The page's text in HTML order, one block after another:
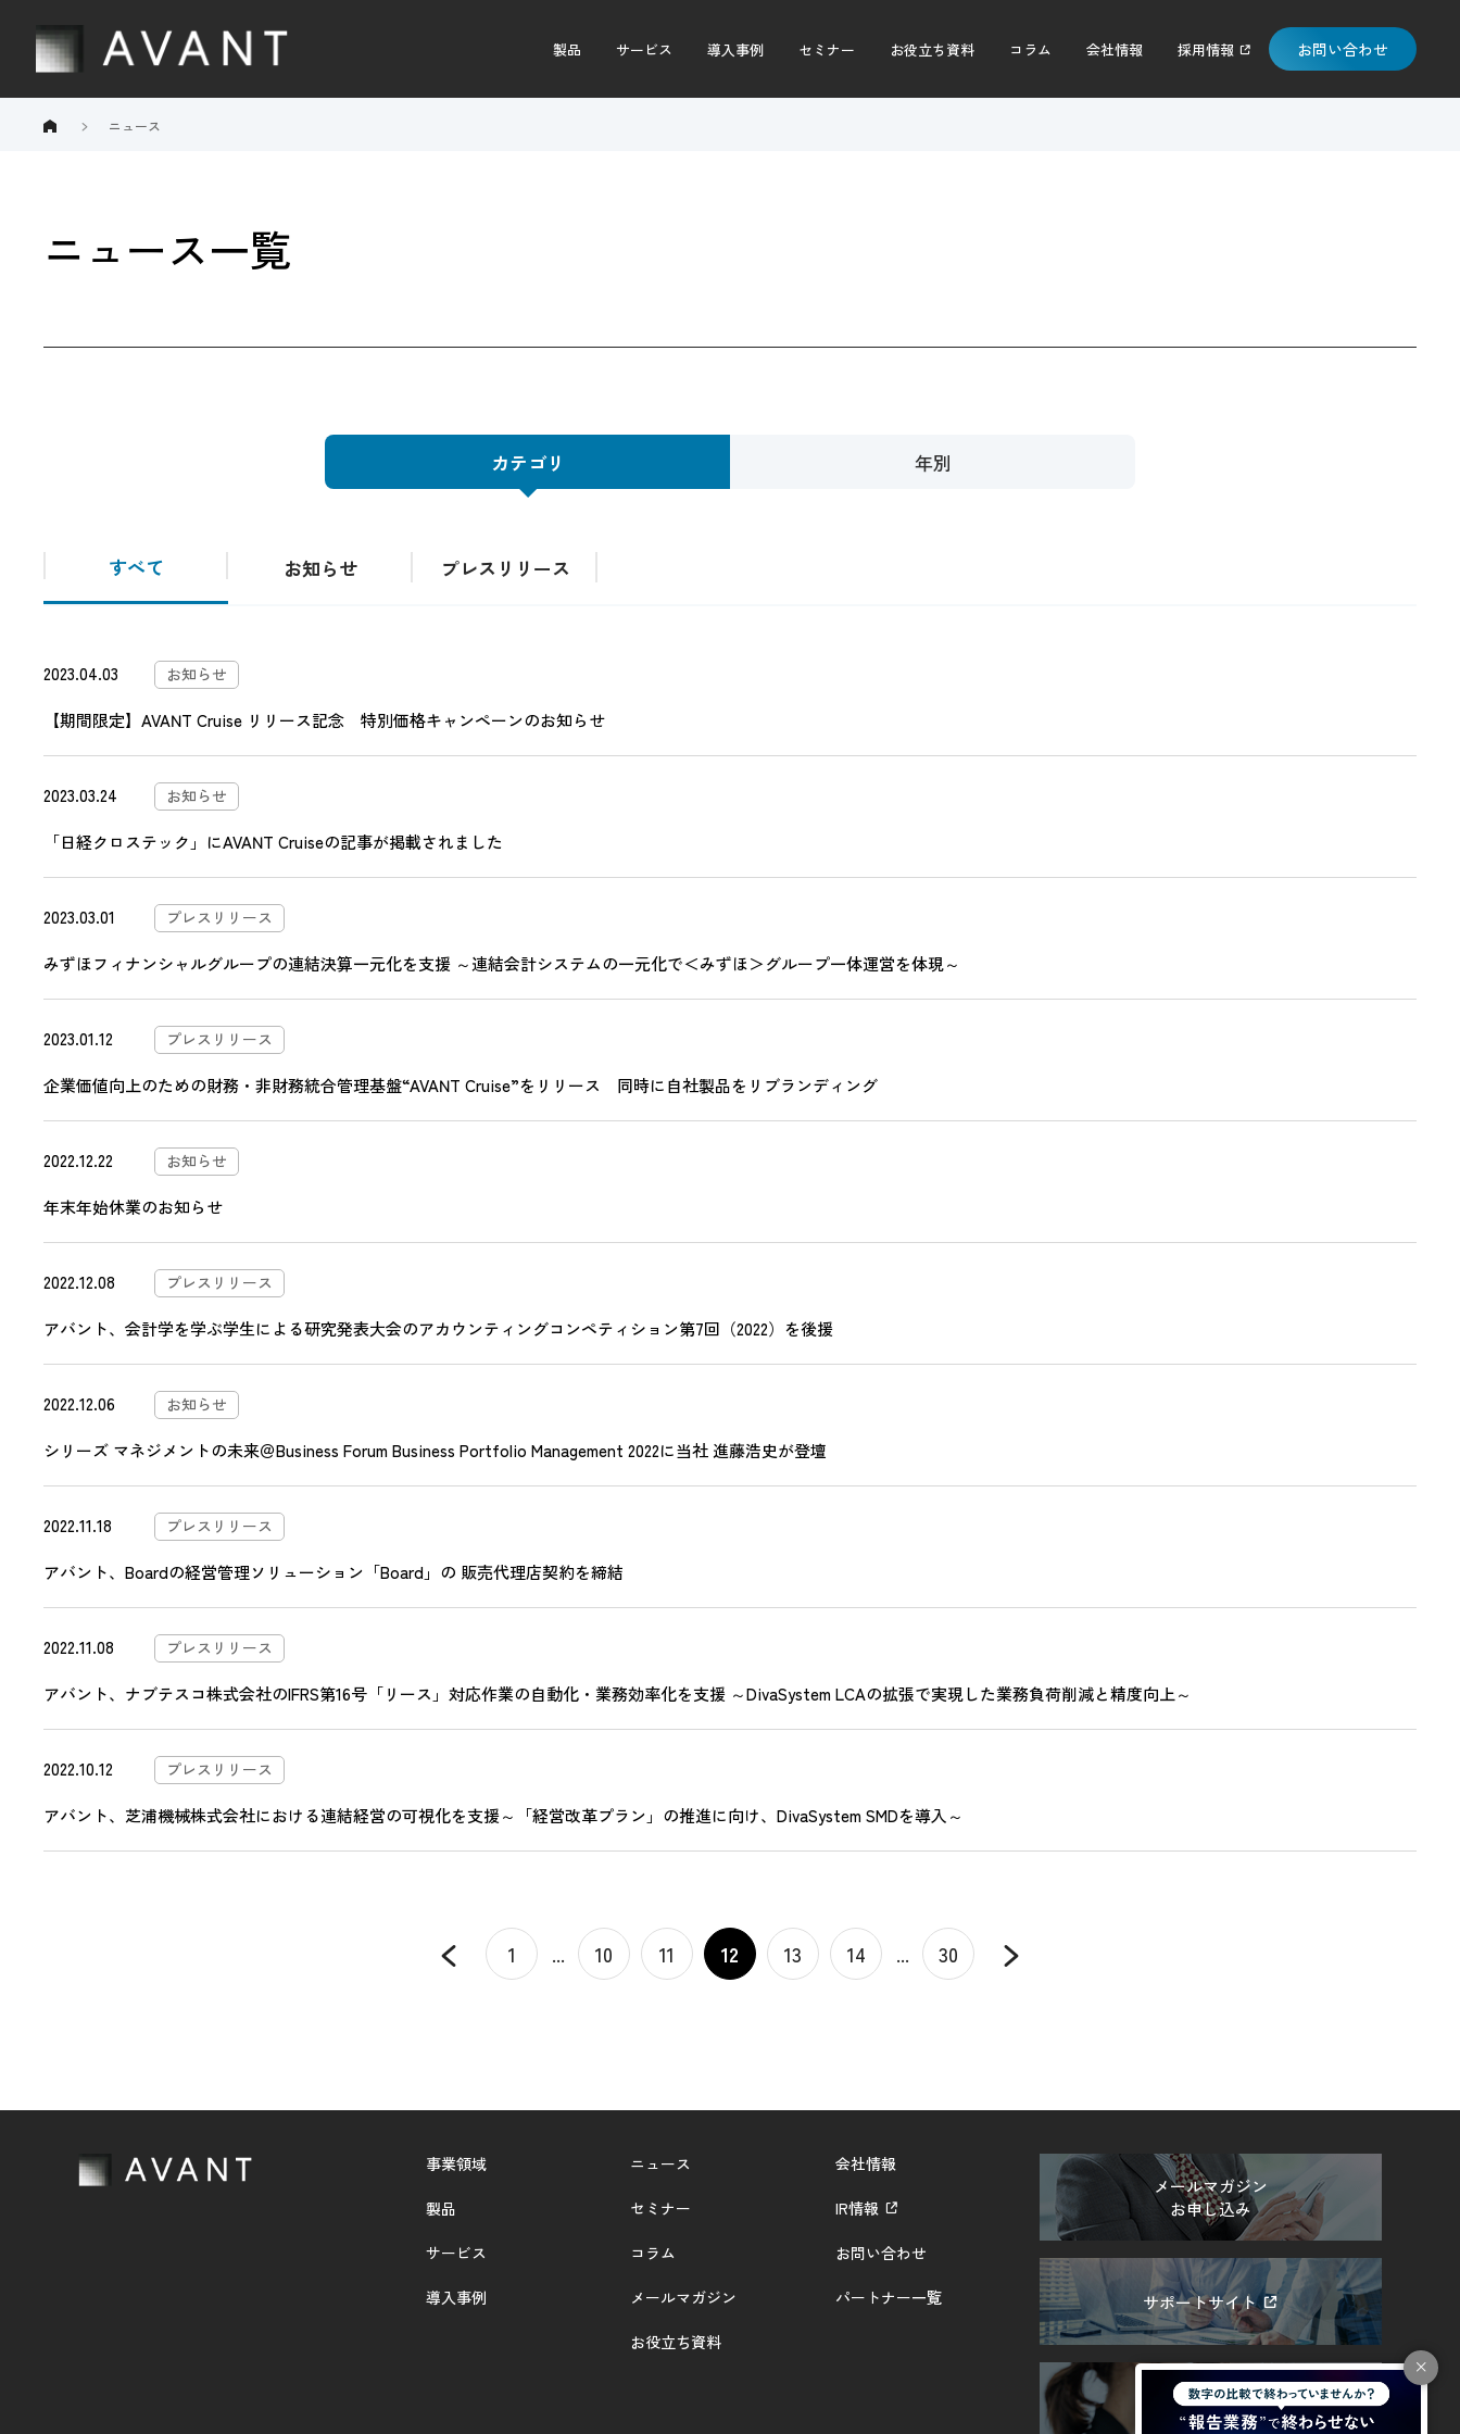
製品 サービス 導入事例 セミナー お役立ち資料 コラム 会社情報 採用情報 お問い合わせ
ニュース
ニュース一覧
カテゴリ 年別
すべて お知らせ プレスリリース
2023.04.03 お知らせ
【期間限定】AVANT Cruise リリース記念 特別価格キャンペーンのお知らせ
2023.03.24 お知らせ
「日経クロステック」にAVANT Cruiseの記事が掲載されました
2023.03.01 プレスリリース
みずほフィナンシャルグループの連結決算一元化を支援 ～連結会計システムの一元化で＜みずほ＞グループ一体運営を体現～
2023.01.12 プレスリリース
企業価値向上のための財務・非財務統合管理基盤“AVANT Cruise”をリリース 同時に自社製品をリブランディング
2022.12.22 お知らせ
年末年始休業のお知らせ
2022.12.08 プレスリリース
アバント、会計学を学ぶ学生による研究発表大会のアカウンティングコンペティション第7回（2022）を後援
2022.12.06 お知らせ
シリーズ マネジメントの未来＠Business Forum Business Portfolio Management 2022に当社 進藤浩史が登壇
2022.11.18 プレスリリース
アバント、Boardの経営管理ソリューション「Board」の 販売代理店契約を締結
2022.11.08 プレスリリース
アバント、ナブテスコ株式会社のIFRS第16号「リース」対応作業の自動化・業務効率化を支援 ～DivaSystem LCAの拡張で実現した業務負荷削減と精度向上～
2022.10.12 プレスリリース
アバント、芝浦機械株式会社における連結経営の可視化を支援～「経営改革プラン」の推進に向け、DivaSystem SMDを導入～
1 ... 10 11 12 13 14 ... 30
事業領域
製品
サービス
導入事例
ニュース
セミナー
コラム
メールマガジン
お役立ち資料
会社情報
IR情報
お問い合わせ
パートナー一覧
メールマガジン
お申し込み
サポートサイト
採用情報